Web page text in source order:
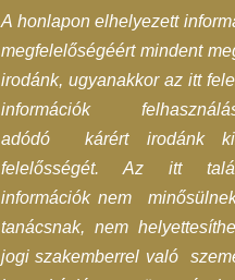
A honlapon elhelyezett
megfelelőségéért mindent
irodánk, ugyanakkor az itt
információk
adódó kárért irodánk
felelősségét. Az itt
információk nem
tanácsnak, nem
jogi szakemberrel való